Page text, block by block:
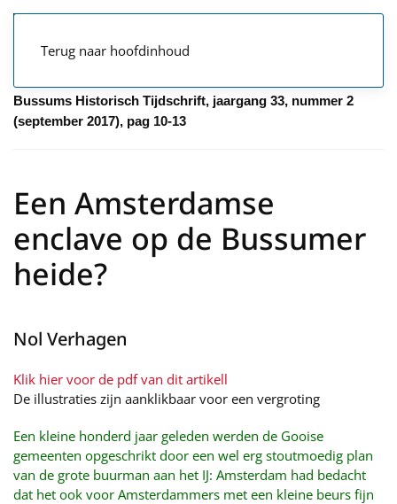
Terug naar hoofdinhoud
Bussums Historisch Tijdschrift, jaargang 33, nummer 2
(september 2017), pag 10-13
Een Amsterdamse
enclave op de Bussumer
heide?
Nol Verhagen
Klik hier voor de pdf van dit artikell
De illustraties zijn aanklikbaar voor een vergroting
Een kleine honderd jaar geleden werden de Gooise
gemeenten opgeschrikt door een wel erg stoutmoedig plan
van de grote buurman aan het IJ: Amsterdam had bedacht
dat het ook voor Amsterdammers met een kleine beurs fijn